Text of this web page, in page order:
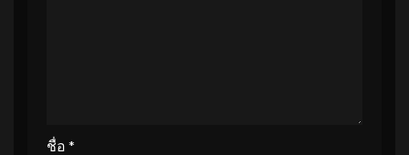
ชื่อ *